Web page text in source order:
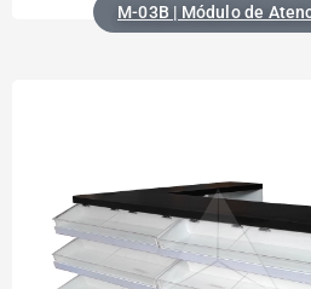
M-03B | Módulo de